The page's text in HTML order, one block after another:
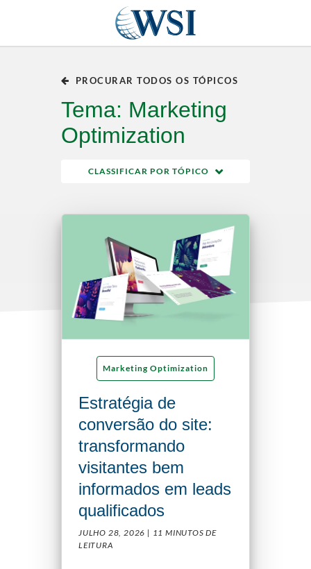
PROCURAR TODOS OS TÓPICOS
Tema: Marketing
Optimization
CLASSIFICAR POR TÓPICO
Marketing Optimization
Estratégia de
conversão do site:
transformando
visitantes bem
informados em leads
qualificados
JULHO 28, 2026 | 11 MINUTOS DE
LEITURA